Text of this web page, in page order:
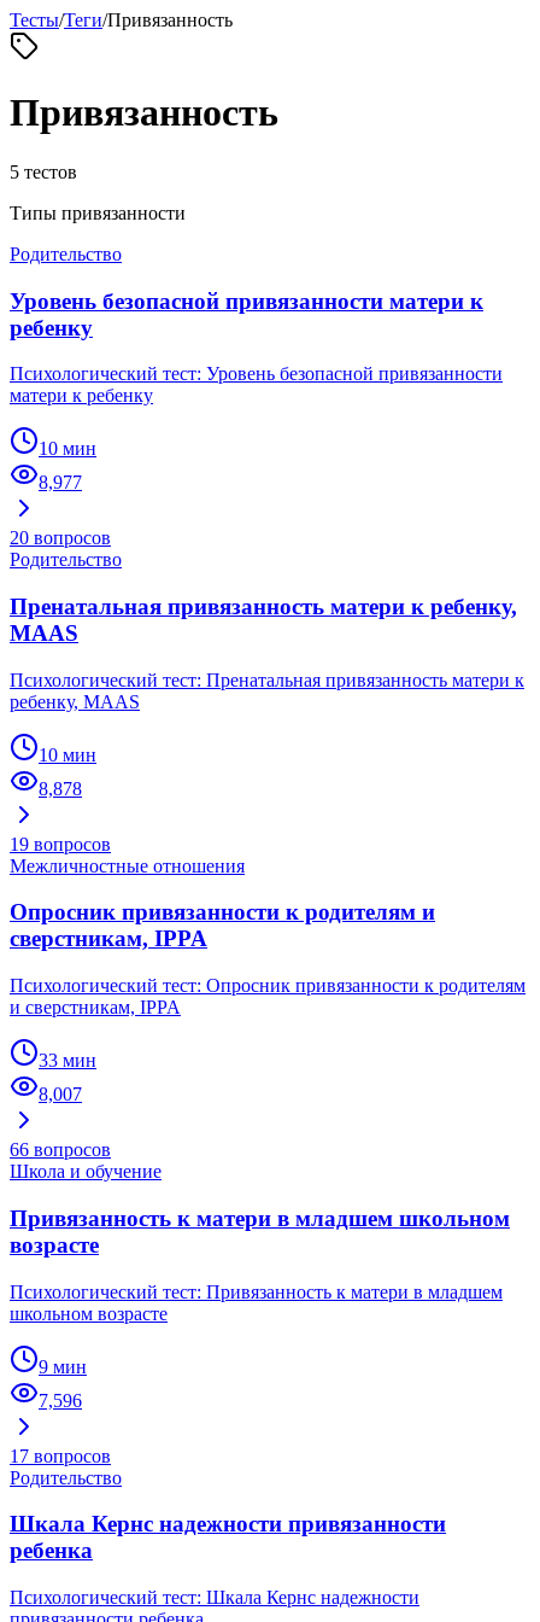
Тесты/Теги/Привязанность
Привязанность
5 тестов
Типы привязанности
Родительство
Уровень безопасной привязанности матери к
ребенку
Психологический тест: Уровень безопасной привязанности
матери к ребенку
10 мин
8,977
20 вопросов
Родительство
Пренатальная привязанность матери к ребенку,
MAAS
Психологический тест: Пренатальная привязанность матери к
ребенку, MAAS
10 мин
8,878
19 вопросов
Межличностные отношения
Опросник привязанности к родителям и
сверстникам, IPPA
Психологический тест: Опросник привязанности к родителям
и сверстникам, IPPA
33 мин
8,007
66 вопросов
Школа и обучение
Привязанность к матери в младшем школьном
возрасте
Психологический тест: Привязанность к матери в младшем
школьном возрасте
9 мин
7,596
17 вопросов
Родительство
Шкала Кернс надежности привязанности
ребенка
Психологический тест: Шкала Кернс надежности